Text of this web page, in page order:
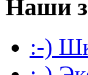
Наши
:-)